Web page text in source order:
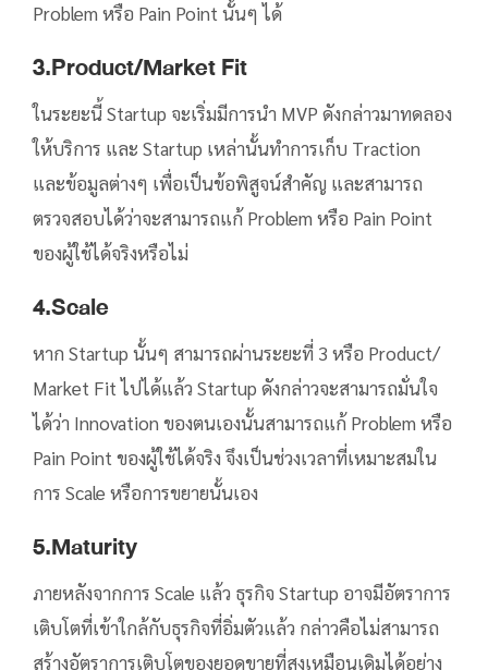
Problem หรือ Pain Point นั้นๆ ได้
3.Product/Market Fit
ในระยะนี้ Startup จะเริ่มมีการนำ MVP ดังกล่าวมาทดลอง
ให้บริการ และ Startup เหล่านั้นทำการเก็บ Traction
และข้อมูลต่างๆ เพื่อเป็นข้อพิสูจน์สำคัญ และสามารถ
ตรวจสอบได้ว่าจะสามารถแก้ Problem หรือ Pain Point
ของผู้ใช้ได้จริงหรือไม่
4.Scale
หาก Startup นั้นๆ สามารถผ่านระยะที่ 3 หรือ Product/
Market Fit ไปได้แล้ว Startup ดังกล่าวจะสามารถมั่นใจ
ได้ว่า Innovation ของตนเองนั้นสามารถแก้ Problem หรือ
Pain Point ของผู้ใช้ได้จริง จึงเป็นช่วงเวลาที่เหมาะสมใน
การ Scale หรือการขยายนั้นเอง
5.Maturity
ภายหลังจากการ Scale แล้ว ธุรกิจ Startup อาจมีอัตราการ
เติบโตที่เข้าใกล้กับธุรกิจที่อิ่มตัวแล้ว กล่าวคือไม่สามารถ
สร้างอัตราการเติบโตของยอดขายที่สูงเหมือนเดิมได้อย่าง